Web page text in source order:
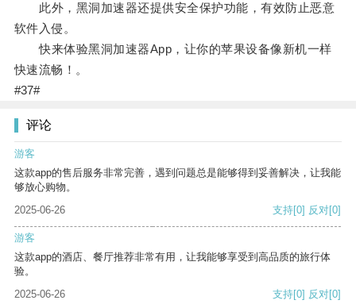
此外，黑洞加速器还提供安全保护功能，有效防止恶意
软件入侵。
快来体验黑洞加速器App，让你的苹果设备像新机一样
快速流畅！。
#37#
评论
游客
这款app的售后服务非常完善，遇到问题总是能够得到妥善解决，让我能
够放心购物。
2025-06-26
支持[0] 反对[0]
游客
这款app的酒店、餐厅推荐非常有用，让我能够享受到高品质的旅行体
验。
2025-06-26
支持[0] 反对[0]